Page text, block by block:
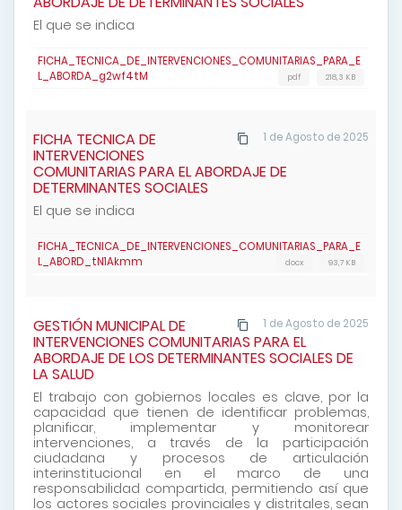
El que se indica
FICHA_TECNICA_DE_INTERVENCIONES_COMUNITARIAS_PARA_E
L_ABORDA_g2wf4tM
218,3 KB
pdf
1 de Agosto de 2025
FICHA TECNICA DE
INTERVENCIONES
COMUNITARIAS PARA EL ABORDAJE DE
DETERMINANTES SOCIALES
El que se indica
FICHA_TECNICA_DE_INTERVENCIONES_COMUNITARIAS_PARA_E
L_ABORD_tN1Akmm
93,7 KB
docx
1 de Agosto de 2025
GESTIÓN MUNICIPAL DE
INTERVENCIONES COMUNITARIAS PARA EL
ABORDAJE DE LOS DETERMINANTES SOCIALES DE
LA SALUD
El trabajo con gobiernos locales es clave, por la
capacidad que tienen de identificar problemas,
planificar, implementar y monitorear
intervenciones, a través de la participación
ciudadana y procesos de articulación
interinstitucional en el marco de una
responsabilidad compartida, permitiendo así que
los actores sociales provinciales y distritales, sean